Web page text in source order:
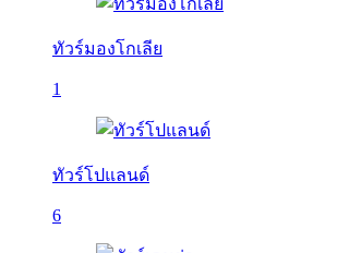
ทัวร์มองโกเลีย
1
ทัวร์โปแลนด์
6